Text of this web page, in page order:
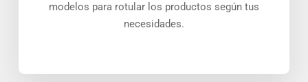
modelos para rotular los productos según tus
necesidades.